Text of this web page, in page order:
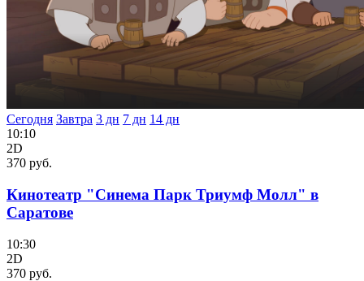
Сегодня Завтра 3 дн 7 дн 14 дн
10:10
2D
370 руб.
Кинотеатр "Синема Парк Триумф Молл" в
Саратове
10:30
2D
370 руб.